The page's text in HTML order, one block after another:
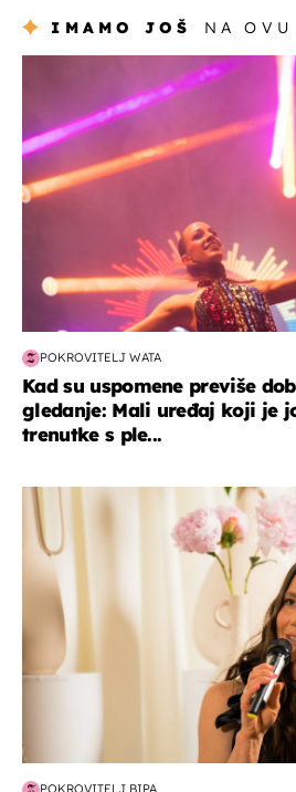
IMAMO JOŠ NA OVU
POKROVITELJ WATA
Kad su uspomene previše
gledanje: Mali uređaj koji je
trenutke s ple...
moda & ljepota
POKROVITELJ BIPA